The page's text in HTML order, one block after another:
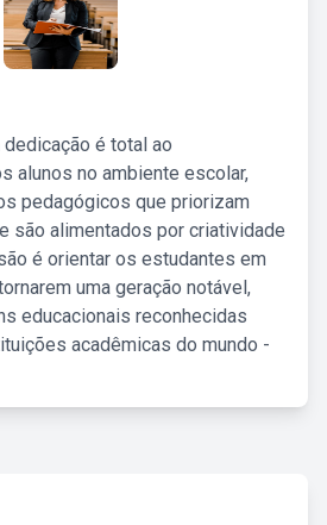
dedicação é total ao
alunos no ambiente escolar,
pedagógicos que priorizam
são alimentados por criatividade
é orientar os estudantes em
uma geração notável,
educacionais reconhecidas
acadêmicas do mundo -